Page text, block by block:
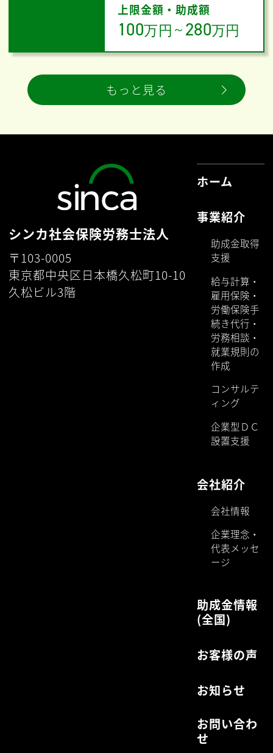
上限金額・助成額
100万円 ～ 280万円
もっと見る
シンカ社会保険労務士法人
〒103-0005
東京都中央区日本橋久松町10-10
久松ビル3階
ホーム
事業紹介
助成金取得
支援
給与計算・
雇用保険・
労働保険手
続き代行・
労務相談・
就業規則の
作成
コンサルテ
ィング
企業型ＤＣ
設置支援
会社紹介
会社情報
企業理念・
代表メッセ
ージ
助成金情報
(全国)
お客様の声
お知らせ
お問い合わ
せ